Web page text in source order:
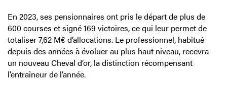
En 2023, ses pensionnaires ont pris le départ de plus de
600 courses et signé 169 victoires, ce qui leur permet de
totaliser 7,62 M€ d’allocations. Le professionnel, habitué
depuis des années à évoluer au plus haut niveau, recevra
un nouveau Cheval d’or, la distinction récompensant
l’entraîneur de l’année.